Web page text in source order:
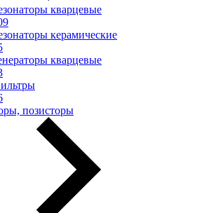
кварцевые
керамические
кварцевые
позисторы